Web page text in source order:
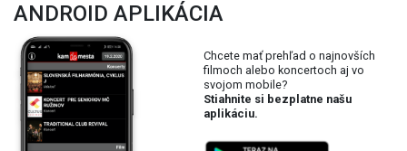
ANDROID APLIKÁCIA
Chcete mať prehľad o najnovších
filmoch alebo koncertoch aj vo
svojom mobile?
Stiahnite si bezplatne našu
aplikáciu.